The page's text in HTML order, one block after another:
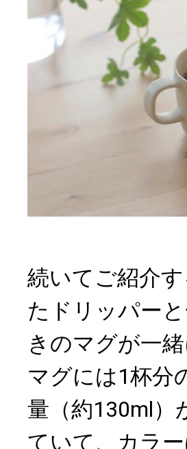
続いてご紹介
たドリッパー
きのマグが一
マグには1杯分
量（約130ml）
ていて、カラ